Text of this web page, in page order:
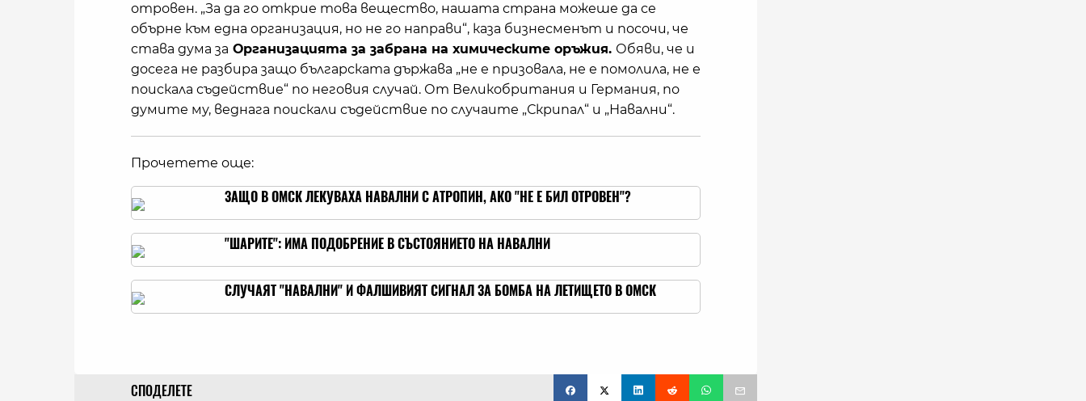
отровен. „За да го открие това вещество, нашата страна можеше да се
обърне към една организация, но не го направи“, каза бизнесменът и посочи, че
става дума за Организацията за забрана на химическите оръжия. Обяви, че и
досега не разбира защо българската държава „не е призовала, не е помолила, не е
поискала съдействие“ по неговия случай. От Великобритания и Германия, по
думите му, веднага поискали съдействие по случаите „Скрипал“ и „Навални“.
Прочетете още:
ЗАЩО В ОМСК ЛЕКУВАХА НАВАЛНИ С АТРОПИН, АКО "НЕ Е БИЛ ОТРОВЕН"?
"ШАРИТЕ": ИМА ПОДОБРЕНИЕ В СЪСТОЯНИЕТО НА НАВАЛНИ
СЛУЧАЯТ "НАВАЛНИ" И ФАЛШИВИЯТ СИГНАЛ ЗА БОМБА НА ЛЕТИЩЕТО В ОМСК
СПОДЕЛЕТЕ